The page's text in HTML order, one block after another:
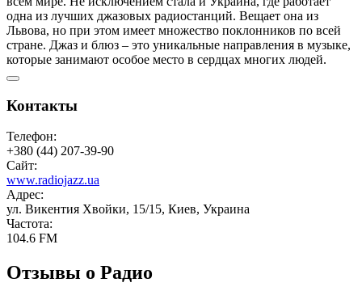
одна из лучших джазовых радиостанций. Вещает она из
Львова, но при этом имеет множество поклонников по всей
стране. Джаз и блюз – это уникальные направления в музыке,
которые занимают особое место в сердцах многих людей.
Контакты
Телефон:
+380 (44) 207-39-90
Сайт:
www.radiojazz.ua
Адрес:
ул. Викентия Хвойки, 15/15, Киев, Украина
Частота:
104.6 FM
Отзывы о Радио